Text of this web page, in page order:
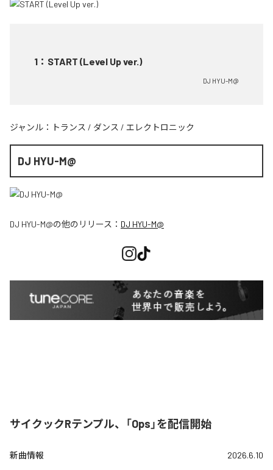
1 ： START (Level Up ver.)
DJ HYU-M@
ジャンル： トランス / ダンス / エレクトロニック
DJ HYU-M@
DJ HYU-M@の他のリリース： DJ HYU-M@
サイクックRテンプル、「Ops」を配信開始
新曲情報 2026.6.10